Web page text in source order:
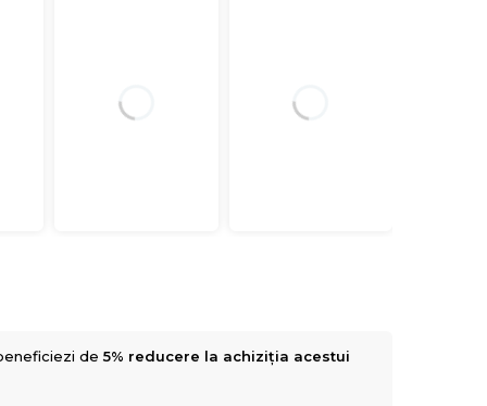
de5% reducere la achiziția acestui